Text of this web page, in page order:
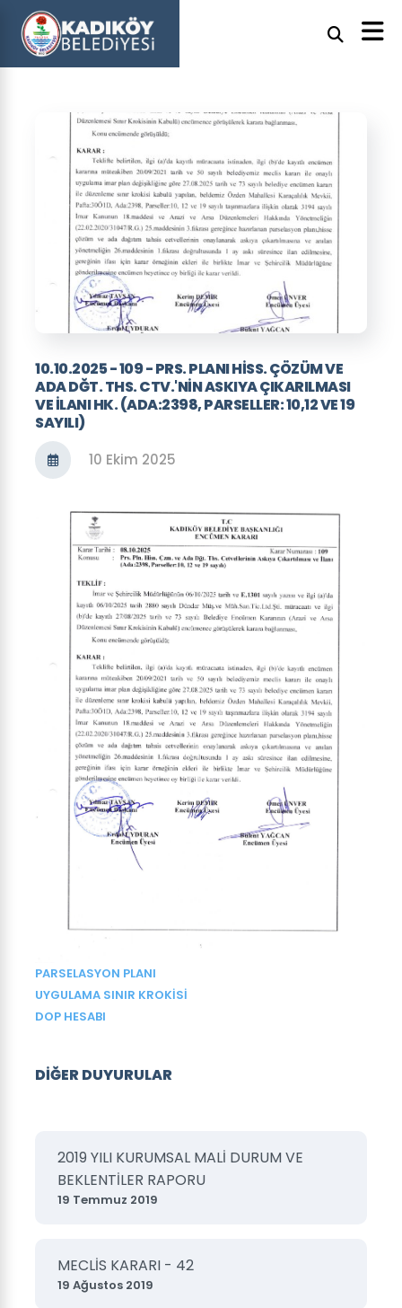
10.10.2025 - 109 - PRS. PLANI HISS. ÇÖZÜM VE
ADA DĞT. THS. CTV.'NIN ASKIYA ÇIKARILMASI
VE ILANI HK. (ADA:2398, PARSELLER: 10,12 VE 19
SAYILI)
10 Ekim 2025
PARSELASYON PLANI
UYGULAMA SINIR KROKİSİ
DOP HESABI
DİĞER DUYURULAR
2019 YILI KURUMSAL MALİ DURUM VE
BEKLENTİLER RAPORU
19 Temmuz 2019
MECLİS KARARI - 42
19 Ağustos 2019